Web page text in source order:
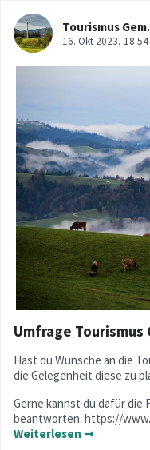
Umfrage Tourismus
Hast du Wünsche an die
die Gelegenheit diese zu
Gerne kannst du dafür die
beantworten: https://
Weiterlesen ➞